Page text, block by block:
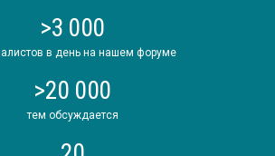
>3 000
в день на нашем форуме
>20 000
тем обсуждается